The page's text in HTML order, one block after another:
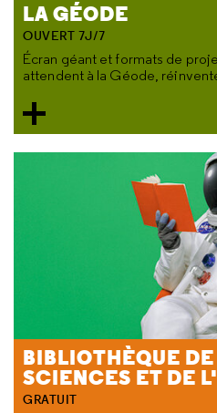
LA GÉODE
OUVERT 7J/7
Écran géant et formats de
attendent à la Géode,
BIBLIOTHÈQUE
SCIENCES ET DE
GRATUIT